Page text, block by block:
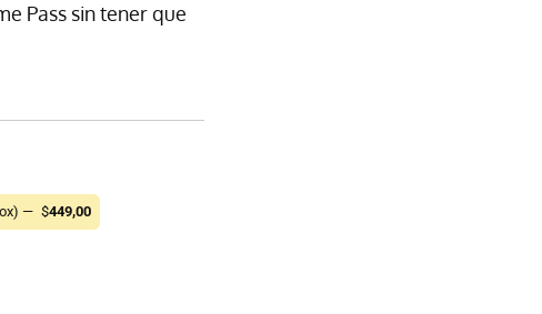
Pass sin tener que
— $449,00